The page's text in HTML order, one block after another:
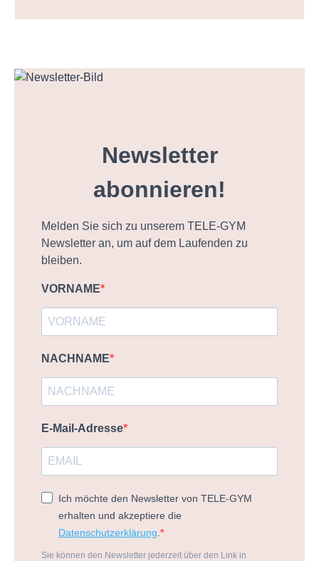
Newsletter
abonnieren!
Melden Sie sich zu unserem TELE-GYM
Newsletter an, um auf dem Laufenden zu
bleiben.
VORNAME
NACHNAME
E-Mail-Adresse
Ich möchte den Newsletter von TELE-GYM
erhalten und akzeptiere die
Datenschutzerklärung
Sie können den Newsletter jederzeit über den Link in